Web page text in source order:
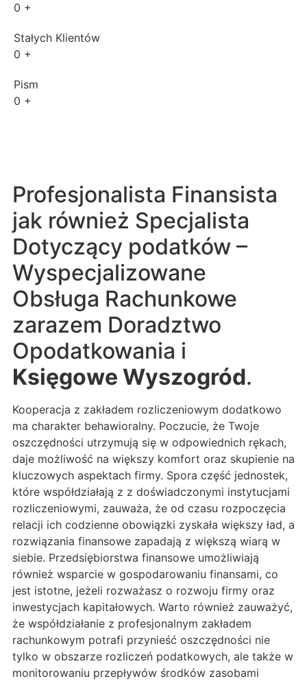
0 +
Stałych Klientów
0 +
Pism
0 +
Profesjonalista Finansista
jak również Specjalista
Dotyczący podatków –
Wyspecjalizowane
Obsługa Rachunkowe
zarazem Doradztwo
Opodatkowania i
Księgowe Wyszogród.
Kooperacja z zakładem rozliczeniowym dodatkowo
ma charakter behawioralny. Poczucie, że Twoje
oszczędności utrzymują się w odpowiednich rękach,
daje możliwość na większy komfort oraz skupienie na
kluczowych aspektach firmy. Spora część jednostek,
które współdziałają z z doświadczonymi instytucjami
rozliczeniowymi, zauważa, że od czasu rozpoczęcia
relacji ich codzienne obowiązki zyskała większy ład, a
rozwiązania finansowe zapadają z większą wiarą w
siebie. Przedsiębiorstwa finansowe umożliwiają
również wsparcie w gospodarowaniu finansami, co
jest istotne, jeżeli rozważasz o rozwoju firmy oraz
inwestycjach kapitałowych. Warto również zauważyć,
że współdziałanie z profesjonalnym zakładem
rachunkowym potrafi przynieść oszczędności nie
tylko w obszarze rozliczeń podatkowych, ale także w
monitorowaniu przepływów środków zasobami